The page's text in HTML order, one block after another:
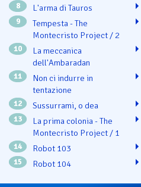
8 L'arma di Tauros
9
Tempesta - The
Montecristo Project / 2
10
La meccanica
dell'Ambaradan
11
Non ci indurre in
tentazione
12 Sussurrami, o dea
13
La prima colonia - The
Montecristo Project / 1
14 Robot 103
15 Robot 104